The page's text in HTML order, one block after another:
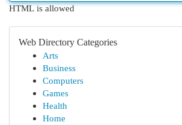
HTML is allowed
Web Directory Categories
Arts
Business
Computers
Games
Health
Home